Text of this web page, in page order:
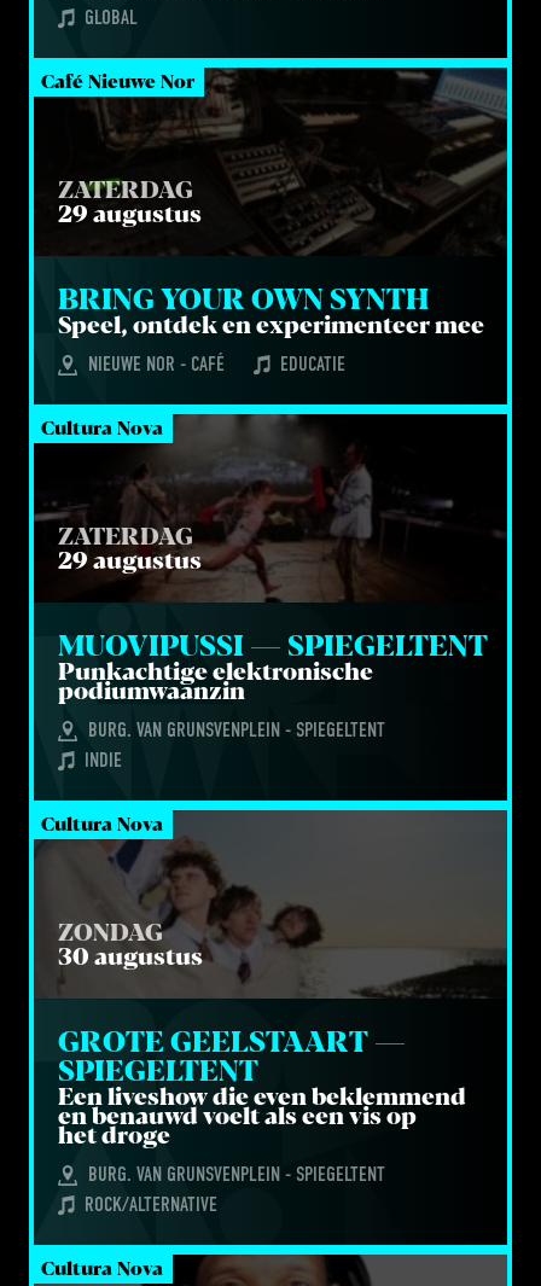
GLOBAL
Café Nieuwe Nor
ZATERDAG
29 augustus
BRING YOUR OWN SYNTH
Speel, ont­dek en expe­ri­men­teer mee
NIEUWE NOR - CAFÉ EDUCATIE
Cultura Nova
ZATERDAG
29 augustus
MUO­VI­PUS­SI — SPIEGELTENT
Punk­ach­ti­ge elek­tro­ni­sche
podiumwaanzin
BURG. VAN GRUNSVENPLEIN - SPIEGELTENT
INDIE
Cultura Nova
ZONDAG
30 augustus
GRO­TE GEEL­STAART —
SPIEGELTENT
Een live­s­how die even beklem­mend
en benauwd voelt als een vis op
het droge
BURG. VAN GRUNSVENPLEIN - SPIEGELTENT
ROCK/ALTERNATIVE
Cultura Nova